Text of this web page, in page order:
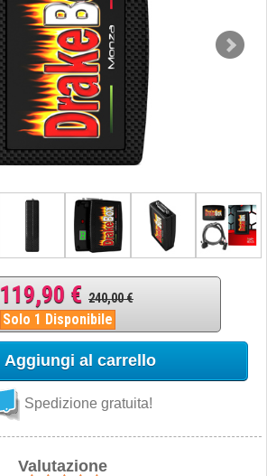
119,90 € 240,00 €
Solo 1 Disponibile
Aggiungi al carrello
Spedizione gratuita!
Valutazione